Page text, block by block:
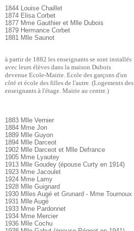
1844 Louise Chaillet
1874 Elisa Corbet
1877 Mme Gauthier et Mlle Dubois
1879 Hermance Corbet
1881 Mlle Saunot
à partir de 1882 les enseignants se sont installés
avec leurs élèves dans la maison Dubois
devenue Ecole-Mairie. Ecole des garçons d'un
côté et école des filles de l'autre. (Logements des
enseignants à l'étage. Mairie au centre.)
1883 Mlle Vernier
1884 Mme Jon
1889 Mlle Guyon
1894 Mlle Darceot
1902 Mlle Darceot et Mlle Defrance
1905 Mme Lyautey
1913 Mlle Goudey (épouse Curty en 1914)
1923 Mme Jacoulet
1924 Mme Lamy
1928 Mlle Guignard
1930 Mlles Augé et Grunard - Mme Tournoux
1931 Mlle Augé
1933 Mme Pardonnet
1934 Mme Mercier
1936 Mlle Cochu